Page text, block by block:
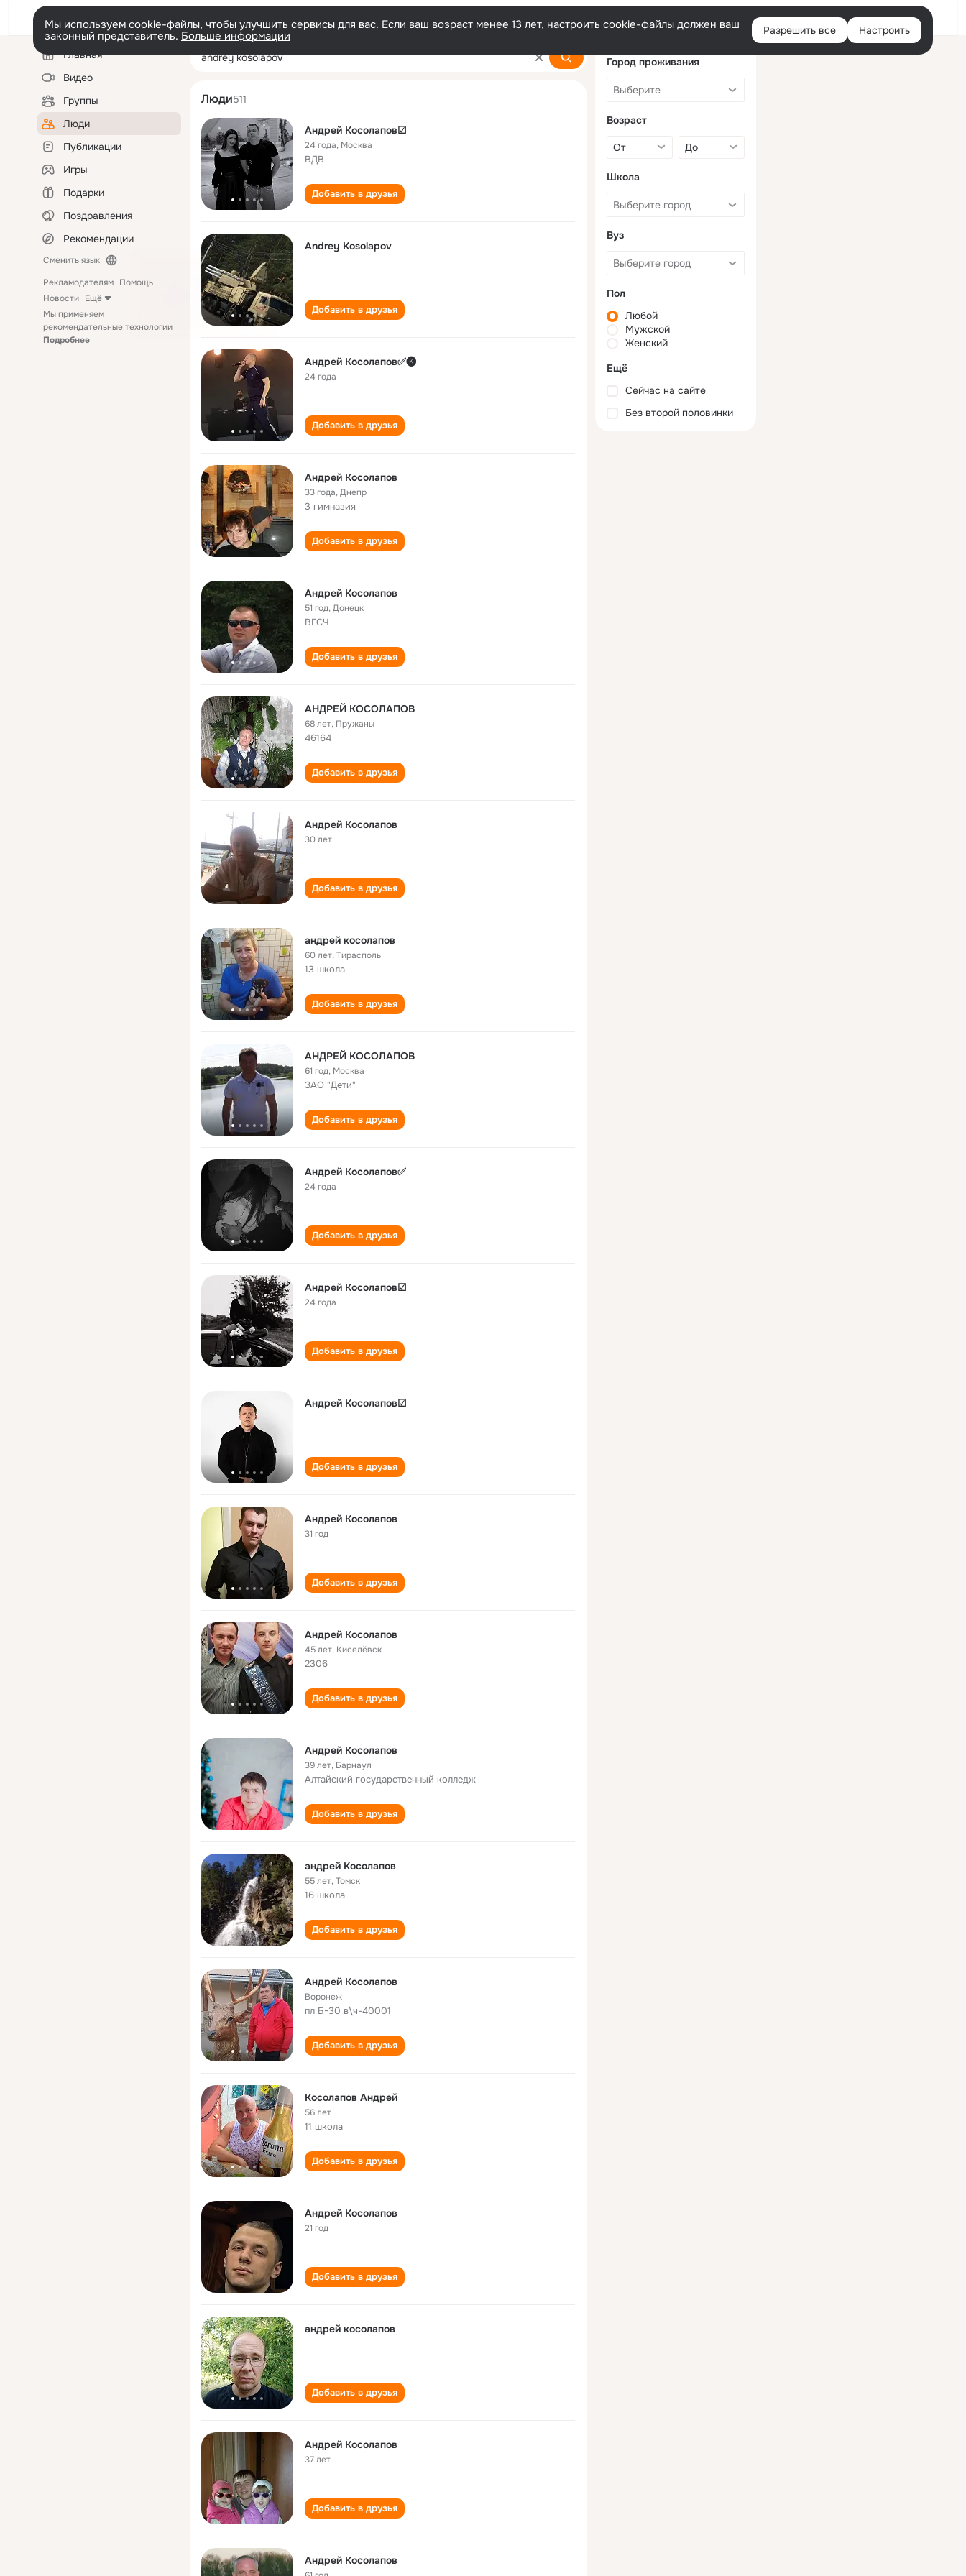
Войти
Мы используем cookie-файлы, чтобы улучшить сервисы для вас. Если ваш возраст менее 13 лет, настроить cookie-файлы должен ваш
законный представитель. Больше информации Разрешить все Настроить
Левая
колонкаГлавная
Видео
Группы
Люди
Публикации
Игры
Подарки
Поздравления
Рекомендации
Сменить язык
Рекламодателям Помощь
Новости Ещё
Мы применяем
рекомендательные технологии
Подробнее
andrey kosolapov
Люди511
Андрей Косолапов☑
24 года, Москва
ВДВ
Добавить в друзья
Andrey Kosolapov
Добавить в друзья
Андрей Косолапов✅🅚
24 года
Добавить в друзья
Андрей Косолапов
33 года,Днепр
3 гимназия
Добавить в друзья
Андрей Косолапов
51 год,Донецк
ВГСЧ
Добавить в друзья
АНДРЕЙ КОСОЛАПОВ
68 лет, Пружаны
46164
Добавить в друзья
Андрей Косолапов
30 лет
Добавить в друзья
андрей косолапов
60 лет,Тирасполь
13 школа
Добавить в друзья
АНДРЕЙ КОСОЛАПОВ
61 год, Москва
ЗАО "Дети"
Добавить в друзья
Андрей Косолапов✅
24 года
Добавить в друзья
Андрей Косолапов☑
24 года
Добавить в друзья
Андрей Косолапов☑
Добавить в друзья
Андрей Косолапов
31 год
Добавить в друзья
Андрей Косолапов
45 лет, Киселёвск
2306
Добавить в друзья
Андрей Косолапов
39 лет, Барнаул
Алтайский государственный колледж
Добавить в друзья
андрей Косолапов
55 лет,Томск
16 школа
Добавить в друзья
Андрей Косолапов
Воронеж
пл Б-30 в\ч-40001
Добавить в друзья
Косолапов Андрей
56 лет
11 школа
Добавить в друзья
Андрей Косолапов
21 год
Добавить в друзья
андрей косолапов
Добавить в друзья
Андрей Косолапов
37 лет
Добавить в друзья
Андрей Косолапов
Город проживания
Возраст
Школа
Вуз
Пол
Любой
Мужской
Женский
Ещё
Сейчас на сайте
Без второй половинки